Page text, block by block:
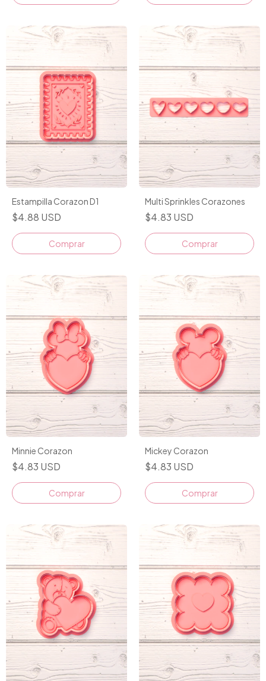
Estampilla Corazon D1
$4.88 USD
Comprar
Multi Sprinkles Corazones
$4.83 USD
Comprar
Minnie Corazon
$4.83 USD
Comprar
Mickey Corazon
$4.83 USD
Comprar